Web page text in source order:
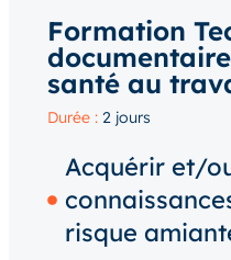
Formation
santé au
Durée : 2 jours
Acquérir et/
risque